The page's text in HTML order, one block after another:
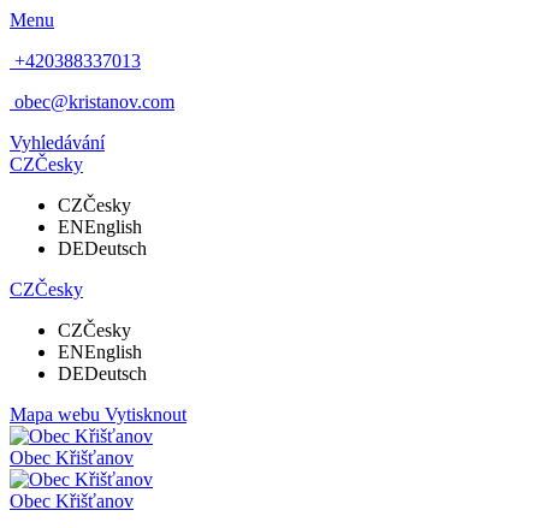
Menu
+420388337013
obec@kristanov.com
Vyhledávání
CZČesky
CZČesky
ENEnglish
DEDeutsch
CZČesky
CZČesky
ENEnglish
DEDeutsch
Mapa webu Vytisknout
Obec Křišťanov
Obec Křišťanov